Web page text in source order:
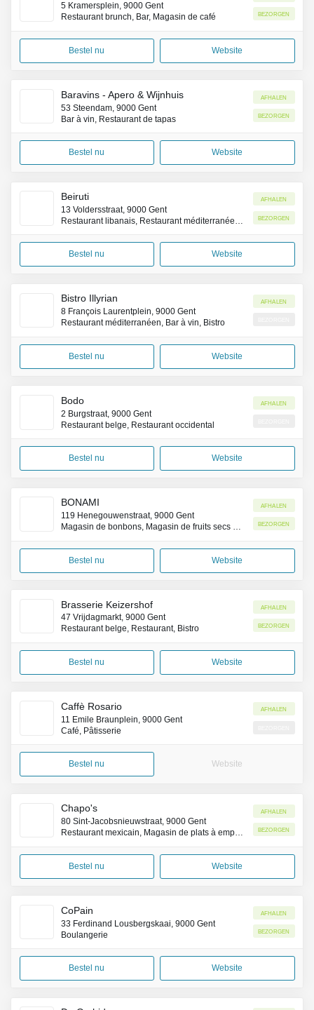
5 Kramersplein, 9000 Gent
Restaurant brunch, Bar, Magasin de café
Bezorgen
Bestel nu Website
Baravins - Apero & Wijnhuis
53 Steendam, 9000 Gent
Bar à vin, Restaurant de tapas
Afhalen
Bezorgen
Bestel nu Website
Beiruti
13 Voldersstraat, 9000 Gent
Restaurant libanais, Restaurant méditerranéen, Restaurant végétarien
Afhalen
Bezorgen
Bestel nu Website
Bistro Illyrian
8 François Laurentplein, 9000 Gent
Restaurant méditerranéen, Bar à vin, Bistro
Afhalen
Bestel nu Website
Bodo
2 Burgstraat, 9000 Gent
Restaurant belge, Restaurant occidental
Afhalen
Bestel nu Website
BONAMI
119 Henegouwenstraat, 9000 Gent
Magasin de bonbons, Magasin de fruits secs et confiseries
Afhalen
Bezorgen
Bestel nu Website
Brasserie Keizershof
47 Vrijdagmarkt, 9000 Gent
Restaurant belge, Restaurant, Bistro
Afhalen
Bezorgen
Bestel nu Website
Caffè Rosario
11 Emile Braunplein, 9000 Gent
Café, Pâtisserie
Afhalen
Bestel nu Website
Chapo's
80 Sint-Jacobsnieuwstraat, 9000 Gent
Restaurant mexicain, Magasin de plats à emporter, Livraison de repas à domicile
Afhalen
Bezorgen
Bestel nu Website
CoPain
33 Ferdinand Lousbergskaai, 9000 Gent
Boulangerie
Afhalen
Bezorgen
Bestel nu Website